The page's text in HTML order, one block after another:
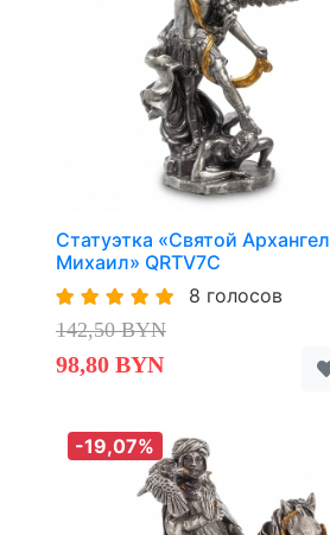
Статуэтка «Святой Архангел
Михаил» QRTV7C
8 голосов
142,50 BYN
98,80 BYN
-19,07%